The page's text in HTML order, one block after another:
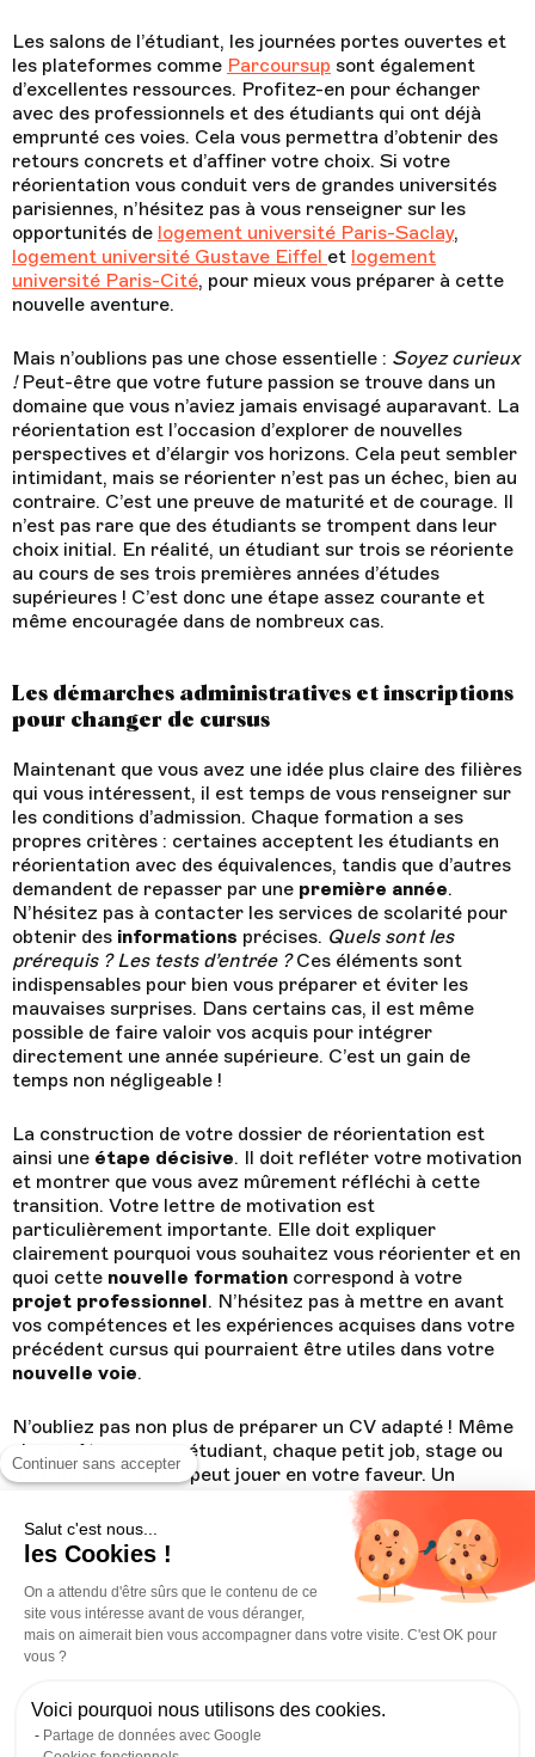
Continuer sans accepter
Salut c'est nous...
les Cookies !
On a attendu d'être sûrs que le contenu de ce
site vous intéresse avant de vous déranger,
mais on aimerait bien vous accompagner dans votre visite. C'est OK pour
vous ?
Voici pourquoi nous utilisons des cookies.
Partage de données avec Google
Les salons de l’étudiant, les journées portes ouvertes et
les plateformes comme Parcoursup sont également
d’excellentes ressources. Profitez-en pour échanger
avec des professionnels et des étudiants qui ont déjà
emprunté ces voies. Cela vous permettra d’obtenir des
retours concrets et d’affiner votre choix. Si votre
réorientation vous conduit vers de grandes universités
parisiennes, n’hésitez pas à vous renseigner sur les
opportunités de logement université Paris-Saclay,
logement université Gustave Eiffel et logement
université Paris-Cité, pour mieux vous préparer à cette
nouvelle aventure.
Mais n’oublions pas une chose essentielle : Soyez curieux
!Peut-être que votre future passion se trouve dans un
domaine que vous n’aviez jamais envisagé auparavant. La
réorientation est l’occasion d’explorer de nouvelles
perspectives et d’élargir vos horizons. Cela peut sembler
intimidant, mais se réorienter n’est pas un échec, bien au
contraire. C’est une preuve de maturité et de courage. Il
n’est pas rare que des étudiants se trompent dans leur
choix initial. En réalité, un étudiant sur trois se réoriente
au cours de ses trois premières années d’études
supérieures ! C’est donc une étape assez courante et
même encouragée dans de nombreux cas.
Les démarches administratives et inscriptions
pour changer de cursus
Maintenant que vous avez une idée plus claire des filières
qui vous intéressent, il est temps de vous renseigner sur
les conditions d’admission. Chaque formation a ses
propres critères : certaines acceptent les étudiants en
réorientation avec des équivalences, tandis que d’autres
demandent de repasser par une première année.
N’hésitez pas à contacter les services de scolarité pour
obtenir des informations précises. Quels sont les
prérequis ? Les tests d’entrée ?Ces éléments sont
indispensables pour bien vous préparer et éviter les
mauvaises surprises. Dans certains cas, il est même
possible de faire valoir vos acquis pour intégrer
directement une année supérieure. C’est un gain de
temps non négligeable !
La construction de votre dossier de réorientation est
ainsi une étape décisive. Il doit refléter votre motivation
et montrer que vous avez mûrement réfléchi à cette
transition. Votre lettre de motivation est
particulièrement importante. Elle doit expliquer
clairement pourquoi vous souhaitez vous réorienter et en
quoi cette nouvelle formation correspond à votre
projet professionnel. N’hésitez pas à mettre en avant
vos compétences et les expériences acquises dans votre
précédent cursus qui pourraient être utiles dans votre
nouvelle voie.
N’oubliez pas non plus de préparer un CV adapté ! Même
si vous êtes encore étudiant, chaque petit job, stage ou
activité associative peut jouer en votre faveur. Un
bien construit peut valoriser vos compétences
transférables. Vous pourriez aussi être amené à fournir
des relevés de notes ou des lettres de recommandation.